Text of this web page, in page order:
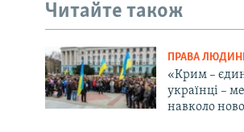
Читайте також
ПРАВА
«Крим –
українці –
навколо